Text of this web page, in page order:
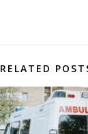
RELATED